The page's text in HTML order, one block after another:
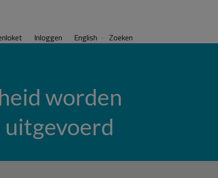
Inloggen English Zoeken
worden